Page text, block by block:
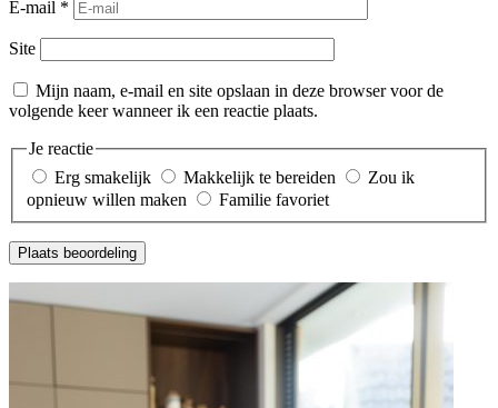
E-mail *
Site
Mijn naam, e-mail en site opslaan in deze browser voor de
volgende keer wanneer ik een reactie plaats.
Je reactie
Erg smakelijk
Makkelijk te bereiden
Zou ik
opnieuw willen maken
Familie favoriet
Plaats beoordeling